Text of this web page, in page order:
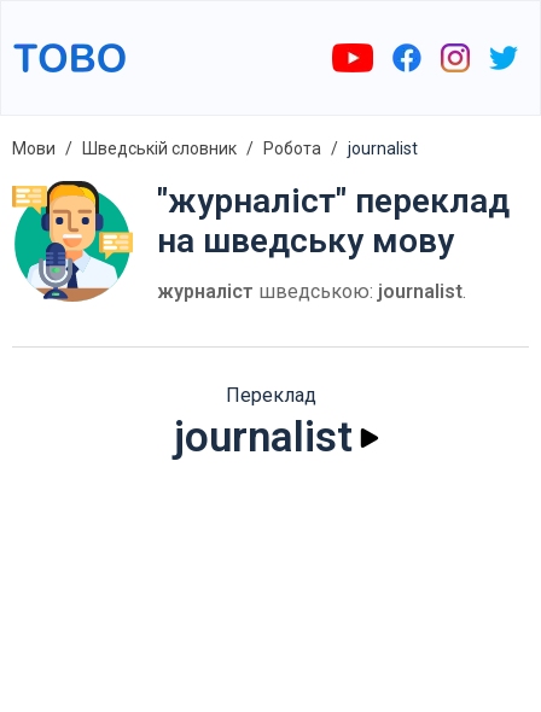
Мови Шведській словник Робота journalist
"журналіст" переклад
на шведську мову
журналіст шведською: journalist.
Переклад
journalist